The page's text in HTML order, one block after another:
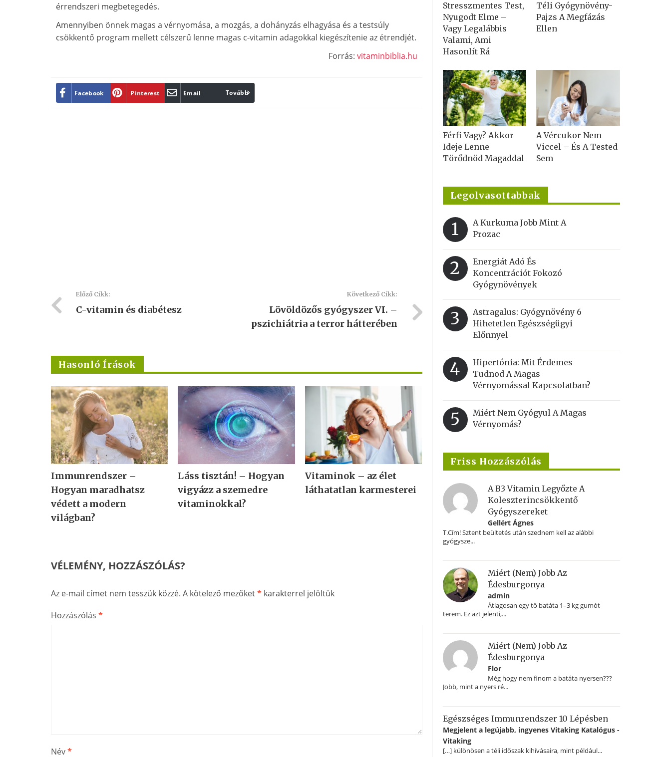
érrendszeri megbetegedés.
Amennyiben önnek magas a vérnyomása, a mozgás, a dohányzás elhagyása és a testsúly
csökkentő program mellett célszerű lenne magas c-vitamin adagokkal kiegészítenie az étrendjét.
Forrás: vitaminbiblia.hu
Facebook Pinterest Email Print
Tovább
Előző Cikk:
C-vitamin és diabétesz
Következő Cikk:
Lövöldözős gyógyszer VI. –
pszichiátria a terror hátterében
Hasonló Írások
Immunrendszer –
Hogyan maradhatsz
védett a modern
világban?
Láss tisztán! – Hogyan
vigyázz a szemedre
vitaminokkal?
Vitaminok – az élet
láthatatlan karmesterei
VÉLEMÉNY, HOZZÁSZÓLÁS?
Az e-mail címet nem tesszük közzé. A kötelező mezőket* karakterrel jelöltük
Hozzászólás *
Név*
Stresszmentes Test,
Nyugodt Elme –
Vagy Legalábbis
Valami, Ami
Hasonlít Rá
Téli Gyógynövény-
Pajzs A Megfázás
Ellen
Férfi Vagy? Akkor
Ideje Lenne
Törődnöd Magaddal
A Vércukor Nem
Viccel – És A Tested
Sem
Legolvasottabbak
1
A Kurkuma Jobb Mint A
Prozac
2
Energiát Adó És
Koncentrációt Fokozó
Gyógynövények
3
Astragalus: Gyógynövény 6
Hihetetlen Egészségügyi
Előnnyel
4
Hipertónia: Mit Érdemes
Tudnod A Magas
Vérnyomással Kapcsolatban?
5
Miért Nem Gyógyul A Magas
Vérnyomás?
Friss Hozzászólás
A B3 Vitamin Legyőzte A
Koleszterincsökkentő
Gyógyszereket
Gellért Ágnes
T.Cím! Sztent beültetés után szednem kell az alábbi
gyógysze...
Miért (nem) Jobb Az
Édesburgonya
admin
Átlagosan egy tő batáta 1–3 kg gumót
terem. Ez azt jelenti,...
Miért (nem) Jobb Az
Édesburgonya
Flor
Még hogy nem finom a batáta nyersen???
Jobb, mint a nyers ré...
Egészséges Immunrendszer 10 Lépésben
Megjelent a legújabb, ingyenes Vitaking Katalógus -
Vitaking
[…] különösen a téli időszak kihívásaira, mint például...